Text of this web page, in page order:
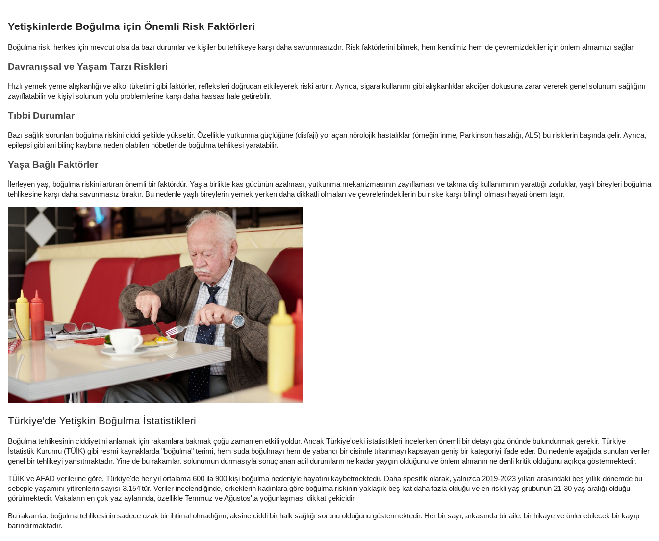
Yetişkinlerde Boğulma için Önemli Risk Faktörleri
Boğulma riski herkes için mevcut olsa da bazı durumlar ve kişiler bu tehlikeye karşı daha savunmasızdır. Risk faktörlerini bilmek, hem kendimiz hem de çevremizdekiler için önlem almamızı sağlar.
Davranışsal ve Yaşam Tarzı Riskleri
Hızlı yemek yeme alışkanlığı ve alkol tüketimi gibi faktörler, refleksleri doğrudan etkileyerek riski artırır. Ayrıca, sigara kullanımı gibi alışkanlıklar akciğer dokusuna zarar vererek genel solunum sağlığını
zayıflatabilir ve kişiyi solunum yolu problemlerine karşı daha hassas hale getirebilir.
Tıbbi Durumlar
Bazı sağlık sorunları boğulma riskini ciddi şekilde yükseltir. Özellikle yutkunma güçlüğüne (disfaji) yol açan nörolojik hastalıklar (örneğin inme, Parkinson hastalığı, ALS) bu risklerin başında gelir. Ayrıca,
epilepsi gibi ani bilinç kaybına neden olabilen nöbetler de boğulma tehlikesi yaratabilir.
Yaşa Bağlı Faktörler
İlerleyen yaş, boğulma riskini artıran önemli bir faktördür. Yaşla birlikte kas gücünün azalması, yutkunma mekanizmasının zayıflaması ve takma diş kullanımının yarattığı zorluklar, yaşlı bireyleri boğulma
tehlikesine karşı daha savunmasız bırakır. Bu nedenle yaşlı bireylerin yemek yerken daha dikkatli olmaları ve çevrelerindekilerin bu riske karşı bilinçli olması hayati önem taşır.
Türkiye'de Yetişkin Boğulma İstatistikleri
Boğulma tehlikesinin ciddiyetini anlamak için rakamlara bakmak çoğu zaman en etkili yoldur. Ancak Türkiye'deki istatistikleri incelerken önemli bir detayı göz önünde bulundurmak gerekir. Türkiye
İstatistik Kurumu (TÜİK) gibi resmi kaynaklarda "boğulma" terimi, hem suda boğulmayı hem de yabancı bir cisimle tıkanmayı kapsayan geniş bir kategoriyi ifade eder. Bu nedenle aşağıda sunulan veriler
genel bir tehlikeyi yansıtmaktadır. Yine de bu rakamlar, solunumun durmasıyla sonuçlanan acil durumların ne kadar yaygın olduğunu ve önlem almanın ne denli kritik olduğunu açıkça göstermektedir.
TÜİK ve AFAD verilerine göre, Türkiye'de her yıl ortalama 600 ila 900 kişi boğulma nedeniyle hayatını kaybetmektedir. Daha spesifik olarak, yalnızca 2019-2023 yılları arasındaki beş yıllık dönemde bu
sebeple yaşamını yitirenlerin sayısı 3.154'tür. Veriler incelendiğinde, erkeklerin kadınlara göre boğulma riskinin yaklaşık beş kat daha fazla olduğu ve en riskli yaş grubunun 21-30 yaş aralığı olduğu
görülmektedir. Vakaların en çok yaz aylarında, özellikle Temmuz ve Ağustos'ta yoğunlaşması dikkat çekicidir.
Bu rakamlar, boğulma tehlikesinin sadece uzak bir ihtimal olmadığını, aksine ciddi bir halk sağlığı sorunu olduğunu göstermektedir. Her bir sayı, arkasında bir aile, bir hikaye ve önlenebilecek bir kayıp
barındırmaktadır.